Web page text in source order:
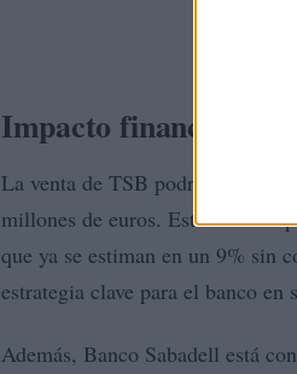
Impacto financiero
La venta de TSB podría
millones de euros. Estos fondos
que ya se estiman en un 9% sin
estrategia clave para el banco
Además, Banco Sabadell está